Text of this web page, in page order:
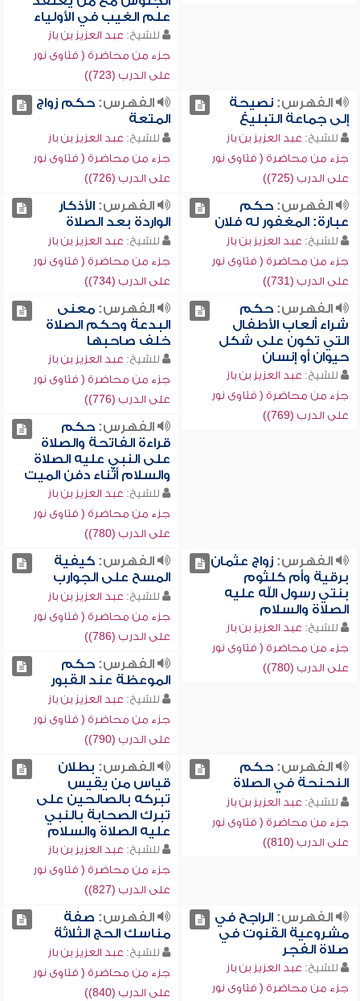
علم الغيب في الأولياء
للشيخ: عبد العزيز بن باز
جزء من محاضرة ( فتاوى نور
على الدرب (723))
الفهرس:نصيحة
إلى جماعة التبليغ
للشيخ: عبد العزيز بن باز
جزء من محاضرة ( فتاوى نور
على الدرب (725))
الفهرس:حكم زواج
المتعة
للشيخ: عبد العزيز بن باز
جزء من محاضرة ( فتاوى نور
على الدرب (726))
الفهرس:حكم
عبارة: المغفور له فلان
للشيخ: عبد العزيز بن باز
جزء من محاضرة ( فتاوى نور
على الدرب (731))
الفهرس:الأذكار
الواردة بعد الصلاة
للشيخ: عبد العزيز بن باز
جزء من محاضرة ( فتاوى نور
على الدرب (734))
الفهرس:حكم
شراء ألعاب الأطفال
التي تكون على شكل
حيوان أو إنسان
للشيخ: عبد العزيز بن باز
جزء من محاضرة ( فتاوى نور
على الدرب (769))
الفهرس:معنى
البدعة وحكم الصلاة
خلف صاحبها
للشيخ: عبد العزيز بن باز
جزء من محاضرة ( فتاوى نور
على الدرب (776))
الفهرس:حكم
قراءة الفاتحة والصلاة
على النبي عليه الصلاة
والسلام أثناء دفن الميت
للشيخ: عبد العزيز بن باز
جزء من محاضرة ( فتاوى نور
على الدرب (780))
الفهرس:زواج عثمان
برقية وأم كلثوم
بنتي رسول الله عليه
الصلاة والسلام
للشيخ: عبد العزيز بن باز
جزء من محاضرة ( فتاوى نور
على الدرب (780))
الفهرس:كيفية
المسح على الجوارب
للشيخ: عبد العزيز بن باز
جزء من محاضرة ( فتاوى نور
على الدرب (786))
الفهرس:حكم
الموعظة عند القبور
للشيخ: عبد العزيز بن باز
جزء من محاضرة ( فتاوى نور
على الدرب (790))
الفهرس:حكم
النحنحة في الصلاة
للشيخ: عبد العزيز بن باز
جزء من محاضرة ( فتاوى نور
على الدرب (810))
الفهرس: بطلان
قياس من يقيس
تبركه بالصالحين على
تبرك الصحابة بالنبي
عليه الصلاة والسلام
للشيخ: عبد العزيز بن باز
جزء من محاضرة ( فتاوى نور
على الدرب (827))
الفهرس:الراجح في
مشروعية القنوت في
صلاة الفجر
للشيخ: عبد العزيز بن باز
جزء من محاضرة ( فتاوى نور
الفهرس: صفة
مناسك الحج الثلاثة
للشيخ: عبد العزيز بن باز
جزء من محاضرة ( فتاوى نور
على الدرب (840))